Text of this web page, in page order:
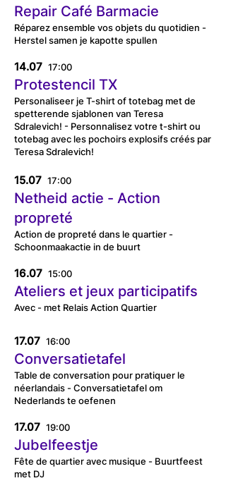
Repair Café Barmacie
Réparez ensemble vos objets du quotidien -
Herstel samen je kapotte spullen
14.07 17:00
Protestencil TX
Personaliseer je T-shirt of totebag met de
spetterende sjablonen van Teresa
Sdralevich! - Personnalisez votre t-shirt ou
totebag avec les pochoirs explosifs créés par
Teresa Sdralevich!
15.07 17:00
Netheid actie - Action
propreté
Action de propreté dans le quartier -
Schoonmaakactie in de buurt
16.07 15:00
Ateliers et jeux participatifs
Avec - met Relais Action Quartier
17.07 16:00
Conversatietafel
Table de conversation pour pratiquer le
néerlandais - Conversatietafel om
Nederlands te oefenen
17.07 19:00
Jubelfeestje
Fête de quartier avec musique - Buurtfeest
met DJ